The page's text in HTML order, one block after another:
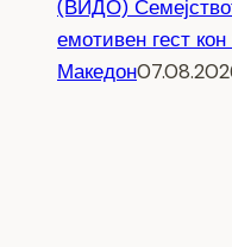
(ВИДО)
емотивен гест
Македон